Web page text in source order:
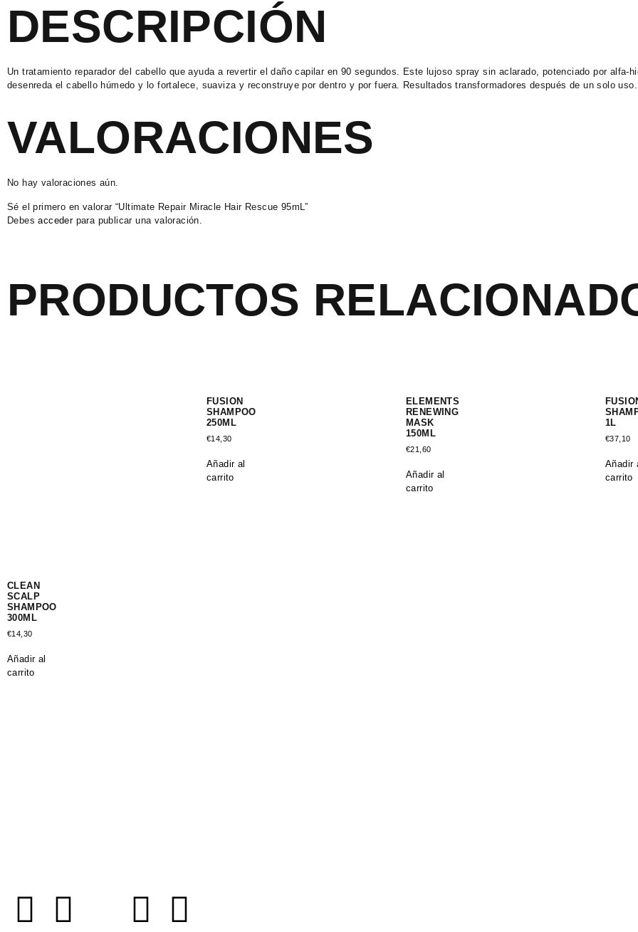
DESCRIPCIÓN
Un tratamiento reparador del cabello que ayuda a revertir el daño capilar en 90 segundos. Este lujoso spray sin aclarado, potenciado por alfa-
desenreda el cabello húmedo y lo fortalece, suaviza y reconstruye por dentro y por fuera. Resultados transformadores después de un solo uso.
VALORACIONES
No hay valoraciones aún.
Sé el primero en valorar “Ultimate Repair Miracle Hair Rescue 95mL”
Debesaccederpara publicar una valoración.
PRODUCTOS
FUSION
SHAMPOO
250ML
€14,30
Añadir al
carrito
ELEMENTS
RENEWING
MASK
150ML
€21,60
Añadir al
carrito
1L
€37,10
Añadir
carrito
CLEAN
SCALP
SHAMPOO
300ML
€14,30
Añadir al
carrito